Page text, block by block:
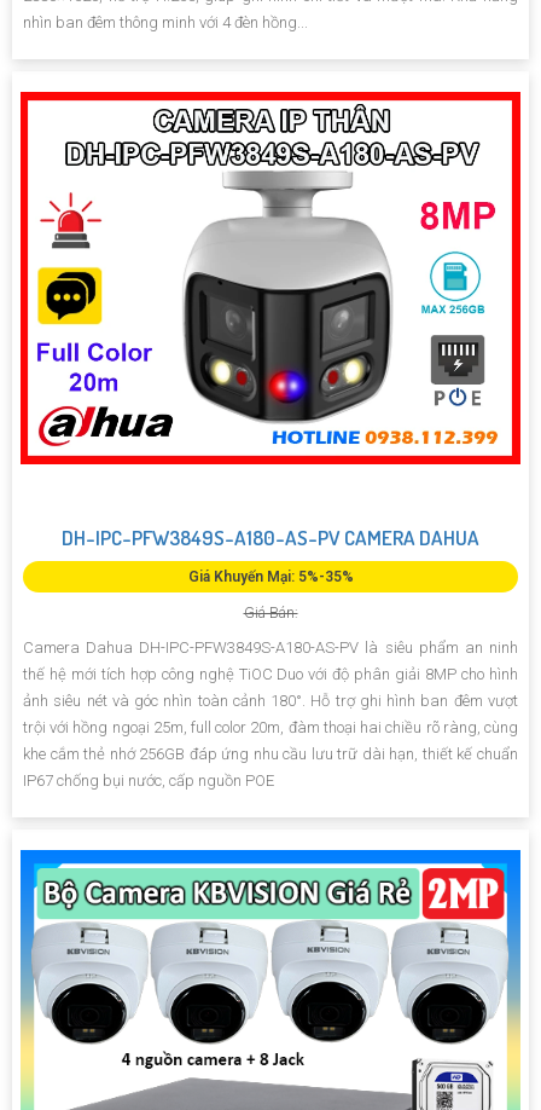
nhìn ban đêm thông minh với 4 đèn hồng...
DH-IPC-PFW3849S-A180-AS-PV CAMERA DAHUA
Giá Khuyến Mại: 5%-35%
Giá Bán:
Camera Dahua DH-IPC-PFW3849S-A180-AS-PV là siêu phẩm an ninh
thế hệ mới tích hợp công nghệ TiOC Duo với độ phân giải 8MP cho hình
ảnh siêu nét và góc nhìn toàn cảnh 180°. Hỗ trợ ghi hình ban đêm vượt
trội với hồng ngoại 25m, full color 20m, đàm thoại hai chiều rõ ràng, cùng
khe cắm thẻ nhớ 256GB đáp ứng nhu cầu lưu trữ dài hạn, thiết kế chuẩn
IP67 chống bụi nước, cấp nguồn POE